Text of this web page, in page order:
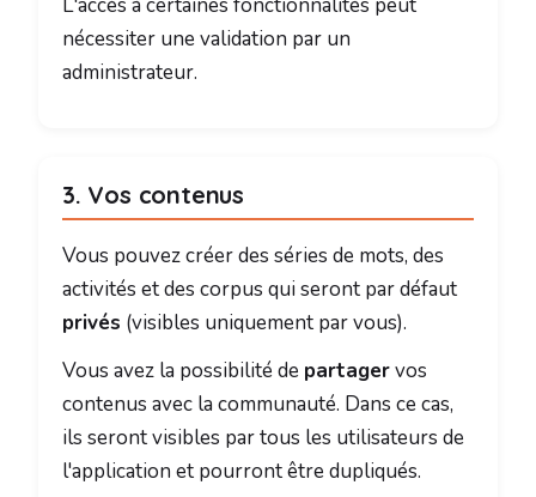
nécessiter une validation par un
administrateur.
3. Vos contenus
Vous pouvez créer des séries de mots, des
activités et des corpus qui seront par défaut
privés (visibles uniquement par vous).
Vous avez la possibilité de partagervos
contenus avec la communauté. Dans ce cas,
ils seront visibles par tous les utilisateurs de
l'application et pourront être dupliqués.